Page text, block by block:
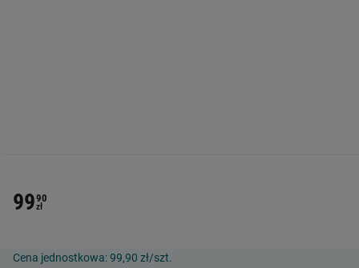
9990
zł
Cena jednostkowa:99,90 zł/szt.